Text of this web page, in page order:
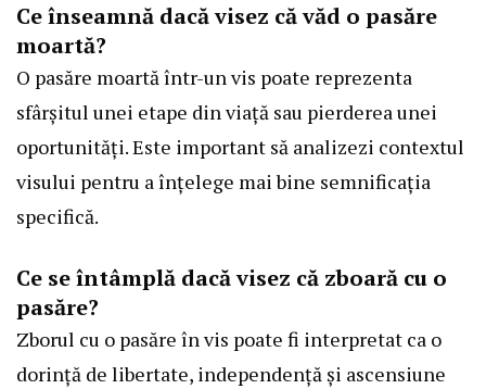
Ce înseamnă dacă visez că văd o pasăre
moartă?
O pasăre moartă într-un vis poate reprezenta
sfârșitul unei etape din viață sau pierderea unei
oportunități. Este important să analizezi contextul
visului pentru a înțelege mai bine semnificația
specifică.
Ce se întâmplă dacă visez că zboară cu o
pasăre?
Zborul cu o pasăre în vis poate fi interpretat ca o
dorință de libertate, independență și ascensiune